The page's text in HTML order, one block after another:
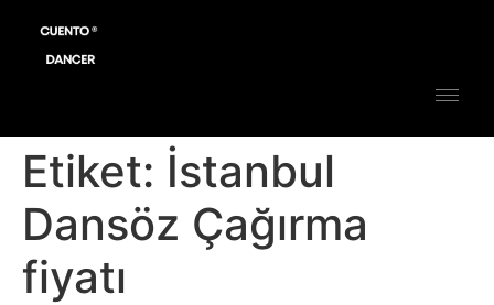
Etiket: İstanbul
Dansöz Çağırma
fiyatı